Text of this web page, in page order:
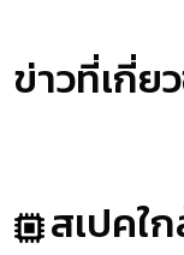
ข่าวที่เกี่ย
สเปคใ